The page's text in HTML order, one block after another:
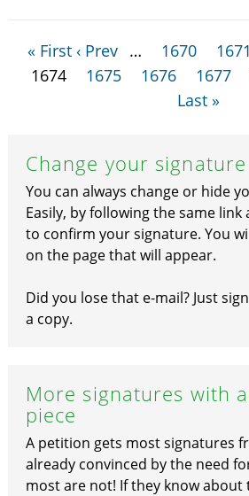
« First ‹ Prev … 1670 1671
1674
1675 1676 1677
Last »
Change your signature
You can always change or hide
Easily, by following the same link
to confirm your signature. You
on the page that will appear.
Did you lose that e-mail? Just
a copy.
More signatures with
piece
A petition gets most signatures
already convinced by the need
most are not! If they know